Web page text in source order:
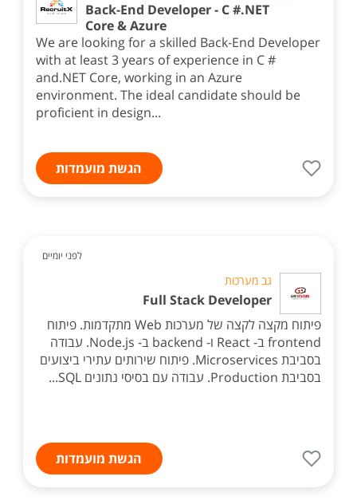
Back-End Developer - C #.NET
Core & Azure
We are looking for a skilled Back-End Developer
with at least 3 years of experience in C #
and.NET Core, working in an Azure
environment. The ideal candidate should be
proficient in design...
הגשת מועמדות
לפני יומיים
גב מערכות
Full Stack Developer
פיתוח מקצה לקצה של מערכות Web מתקדמות. פיתוח
frontend ב- React ו- backend ב- Node.js. עבודה
בסביבת Microservices. פיתוח שירותים עתירי ביצועים
בסביבת Production. עבודה עם בסיסי נתונים SQL...
הגשת מועמדות